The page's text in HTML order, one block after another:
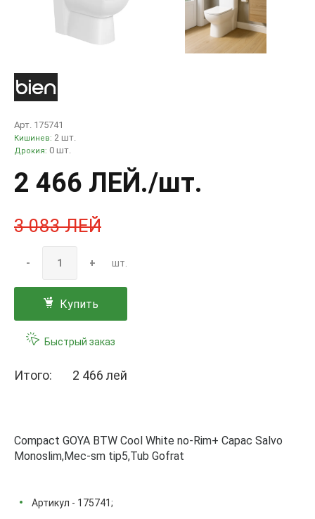
Арт. 175741
Кишинев: 2 шт.
Дрокия: 0 шт.
2 466 ЛЕЙ./шт.
3 083 ЛЕЙ
- + шт.
Купить
Быстрый заказ
Итого: 2 466 лей
Compact GOYA BTW Cool White no-Rim+ Capac Salvo
Monoslim,Mec-sm tip5,Tub Gofrat
Артикул - 175741;